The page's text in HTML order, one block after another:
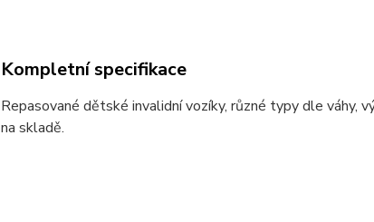
Kompletní specifikace
Repasované dětské invalidní vozíky, různé typy dle váhy,
na skladě.